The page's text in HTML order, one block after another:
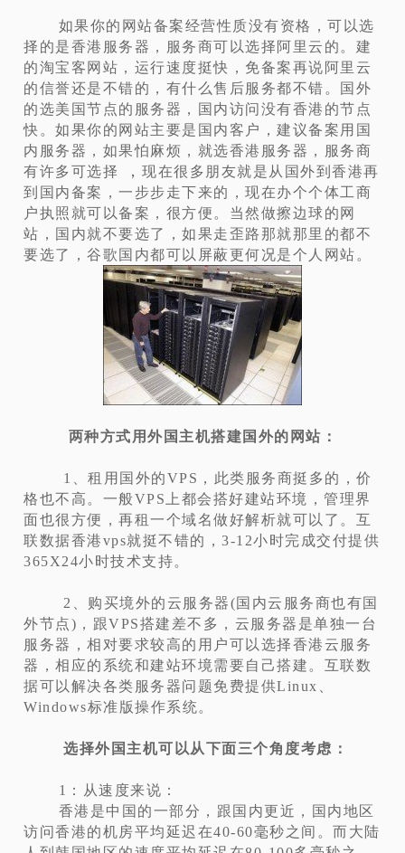
如果你的网站备案经营性质没有资格，可以选
择的是香港服务器，服务商可以选择阿里云的。建
的淘宝客网站，运行速度挺快，免备案再说阿里云
的信誉还是不错的，有什么售后服务都不错。国外
的选美国节点的服务器，国内访问没有香港的节点
快。如果你的网站主要是国内客户，建议备案用国
内服务器，如果怕麻烦，就选香港服务器，服务商
有许多可选择
，现在很多朋友就是从国外到香港再
到国内备案，一步步走下来的，现在办个个体工商
户执照就可以备案，很方便。当然做擦边球的网
站，国内就不要选了，如果走歪路那就那里的都不
要选了，谷歌国内都可以屏蔽更何况是个人网站。
两种方式用外国主机搭建国外的网站：
1、租用国外的VPS，此类服务商挺多的，价
格也不高。一般VPS上都会搭好建站环境，管理界
面也很方便，再租一个域名做好解析就可以了。互
联数据香港vps就挺不错的，3-12小时完成交付提供
365X24小时技术支持。
2、购买境外的云服务器(国内云服务商也有国
外节点)，跟VPS搭建差不多，云服务器是单独一台
服务器，相对要求较高的用户可以选择香港云服务
器，相应的系统和建站环境需要自己搭建。互联数
据可以解决各类服务器问题免费提供Linux、
Windows标准版操作系统。
选择外国主机可以从下面三个角度考虑：
1：从速度来说：
香港是中国的一部分，跟国内更近，国内地区
访问香港的机房平均延迟在40-60毫秒之间。而大陆